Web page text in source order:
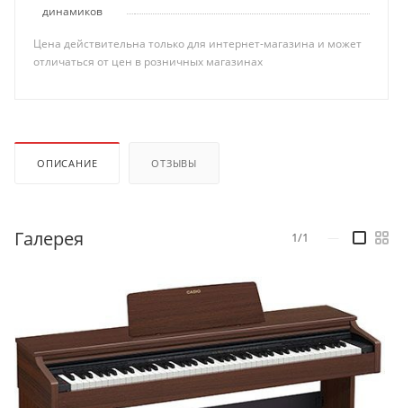
динамиков
Цена действительна только для интернет-магазина и может
отличаться от цен в розничных магазинах
ОПИСАНИЕ ОТЗЫВЫ
Галерея 1/1